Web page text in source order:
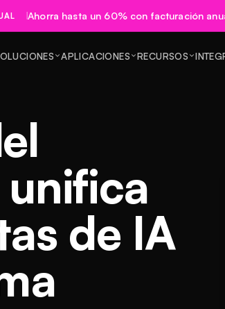
Ahorra hasta un 60% con facturación
APLICACIONES RECURSOS
de IA